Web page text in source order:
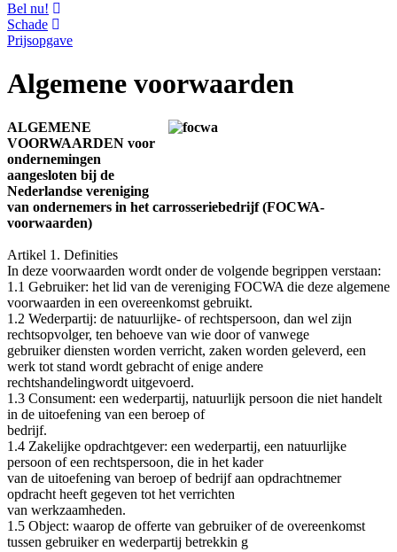
Bel nu!
Schade
Prijsopgave
Algemene voorwaarden
ALGEMENE
VOORWAARDEN voor
ondernemingen
aangesloten bij de
Nederlandse vereniging
van ondernemers in het carrosseriebedrijf (FOCWA‐
voorwaarden)
Artikel 1. Definities
In deze voorwaarden wordt onder de volgende begrippen verstaan:
1.1 Gebruiker: het lid van de vereniging FOCWA die deze algemene
voorwaarden in een overeenkomst gebruikt.
1.2 Wederpartij: de natuurlijke‐ of rechtspersoon, dan wel zijn
rechtsopvolger, ten behoeve van wie door of vanwege
gebruiker diensten worden verricht, zaken worden geleverd, een
werk tot stand wordt gebracht of enige andere
rechtshandelingwordt uitgevoerd.
1.3 Consument: een wederpartij, natuurlijk persoon die niet handelt
in de uitoefening van een beroep of
bedrijf.
1.4 Zakelijke opdrachtgever: een wederpartij, een natuurlijke
persoon of een rechtspersoon, die in het kader
van de uitoefening van beroep of bedrijf aan opdrachtnemer
opdracht heeft gegeven tot het verrichten
van werkzaamheden.
1.5 Object: waarop de offerte van gebruiker of de overeenkomst
tussen gebruiker en wederpartij betrekkin g